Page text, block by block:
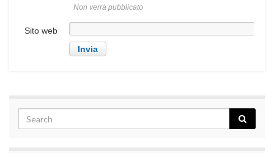
Non verrà pubblicato
Sito web